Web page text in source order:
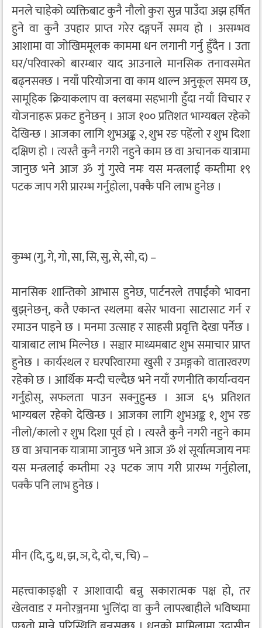
मनले चाहेको व्यक्तिबाट कुनै नौलो कुरा सुन्न पाउँदा अझ हर्षित
हुने वा कुनै उपहार प्राप्त गरेर दङ्गपर्ने समय हो । असम्भव
आशामा वा जोखिममूलक काममा धन लगानी गर्नु हुँदैन । उता
घर/परिवारको बारम्बार याद आउनाले मानसिक तनावसमेत
बढ्नसक्छ । नयाँ परियोजना वा काम थाल्न अनुकूल समय छ,
सामूहिक क्रियाकलाप वा क्लबमा सहभागी हुँदा नयाँ विचार र
योजनाहरू प्रकट हुनेछन् । आज १०० प्रतिशत भाग्यबल रहेको
देखिन्छ । आजका लागि शुभअङ्क २, शुभ रङ पहेंलो र शुभ दिशा
दक्षिण हो । त्यस्तै कुनै नगरी नहुने काम छ वा अचानक यात्रामा
जानुछ भने आज ॐ गुं गुरवे नमः यस मन्त्रलाई कम्तीमा १९
पटक जाप गरी प्रारम्भ गर्नुहोला, पक्कै पनि लाभ हुनेछ ।
कुम्भ (गु, गे, गो, सा, सि, सु, से, सो, द) –
मानसिक शान्तिको आभास हुनेछ, पार्टनरले तपाईंको भावना
बुझ्‌नेछन्, कतै एकान्त स्थलमा बसेर भावना साटासाट गर्न र
रमाउन पाइने छ । मनमा उत्साह र साहसी प्रवृत्ति देखा पर्नेछ ।
यात्राबाट लाभ मिल्नेछ । सञ्चार माध्यमबाट शुभ समाचार प्राप्त
हुनेछ । कार्यस्थल र घरपरिवारमा खुसी र उमङ्गको वातारवरण
रहेको छ । आर्थिक मन्दी चल्दैछ भने नयाँ रणनीति कार्यान्वयन
गर्नुहोस्, सफलता पाउन सक्नुहुन्छ । आज ६५ प्रतिशत
भाग्यबल रहेको देखिन्छ । आजका लागि शुभअङ्क १, शुभ रङ
नीलो/कालो र शुभ दिशा पूर्व हो । त्यस्तै कुनै नगरी नहुने काम
छ वा अचानक यात्रामा जानुछ भने आज ॐ शं सूर्यात्मजाय नमः
यस मन्त्रलाई कम्तीमा २३ पटक जाप गरी प्रारम्भ गर्नुहोला,
पक्कै पनि लाभ हुनेछ ।
मीन (दि, दु, थ, झ, ञ, दे, दो, च, चि) –
महत्त्वाकाङ्क्षी र आशावादी बन्नु सकारात्मक पक्ष हो, तर
खेलवाड र मनोरञ्जनमा भुलिंदा वा कुनै लापरबाहीले भविष्यमा